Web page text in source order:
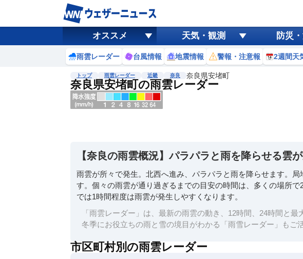
オススメ 天気・観測 防災
雨雲レーダー 台風情報 地震情報 警報・注意報 2週間天
トップ 雨雲レーダー 近畿 奈良 奈良県安堵町
奈良県安堵町の雨雲レーダー
【奈良の雨雲概況】パラパラと雨を降らせる雲
雨雲が所々で発生。北西へ進み、パラパラと雨を降らせます。
す。個々の雨雲が通り過ぎるまでの目安の時間は、多くの場所
では1時間程度は雨雲が発生しやすくなります。
「雨雲レーダー」は、最新の雨雲の動き、12時間、24時間と最
冬季にお役立ちの雨と雪の境目がわかる「雨雪レーダー」もご
市区町村別の雨雲レーダー